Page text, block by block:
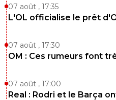
07 août , 17:35
L'OL officialise le prêt
07 août , 17:30
OM : Ces rumeurs font
07 août , 17:00
Real : Rodri et le Barça